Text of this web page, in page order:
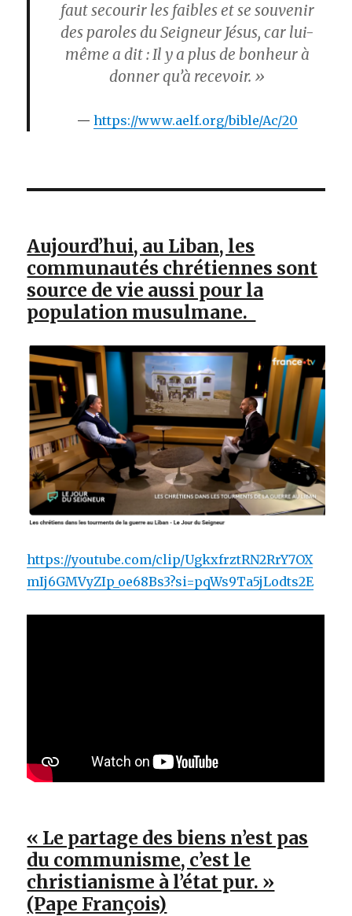
faut secourir les faibles et se souvenir
des paroles du Seigneur Jésus, car lui-
même a dit : Il y a plus de bonheur à
donner qu’à recevoir. »
https://www.aelf.org/bible/Ac/20
Aujourd’hui, au Liban, les
communautés chrétiennes sont
source de vie aussi pour la
population musulmane.
https://youtube.com/clip/UgkxfrztRN2RrY7OX
mIj6GMVyZIp_oe68Bs3?si=pqWs9Ta5jLodts2E
« Le partage des biens n’est pas
du communisme, c’est le
christianisme à l’état pur. »
(Pape François)